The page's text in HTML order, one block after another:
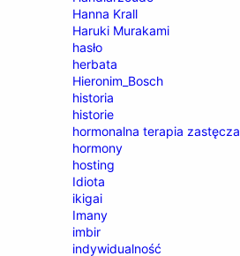
Hanna Krall
Haruki Murakami
hasło
herbata
Hieronim_Bosch
historia
historie
hormonalna terapia zastęcza
hormony
hosting
Idiota
ikigai
Imany
imbir
indywidualność